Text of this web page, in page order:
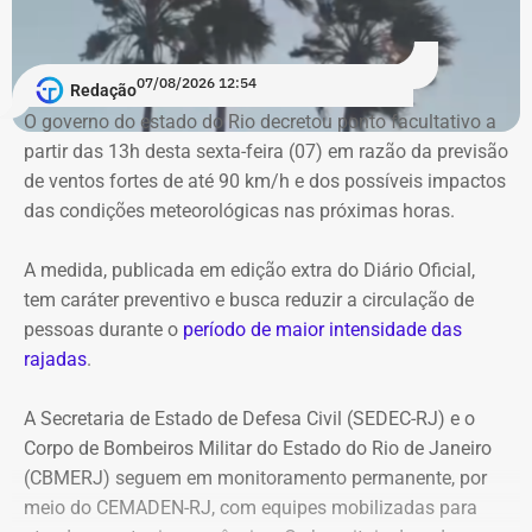
sirenes indica risco de deslizamentos e a necessidade de
deslocamento para os pontos de apoio definidos pelo
município. Em situações de emergência, a população
pode acionar o Corpo de Bombeiros pelo telefone 193 e a
Defesa Civil pelo número 199.
Redação07/08/2026 12:54
O governo do estado do Rio decretou ponto facultativo a
partir das 13h desta sexta-feira (07) em razão da previsão
de ventos fortes de até 90 km/h e dos possíveis impactos
das condições meteorológicas nas próximas horas.
A medida, publicada em edição extra do Diário Oficial,
tem caráter preventivo e busca reduzir a circulação de
pessoas durante o período de maior intensidade das
rajadas.
A Secretaria de Estado de Defesa Civil (SEDEC-RJ) e o
Corpo de Bombeiros Militar do Estado do Rio de Janeiro
(CBMERJ) seguem em monitoramento permanente, por
meio do CEMADEN-RJ, com equipes mobilizadas para